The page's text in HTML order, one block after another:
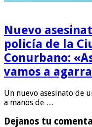
Nuevo
policía de la
Conurbano:
vamos a
Un nuevo asesinato de
a manos de …
Dejanos tu